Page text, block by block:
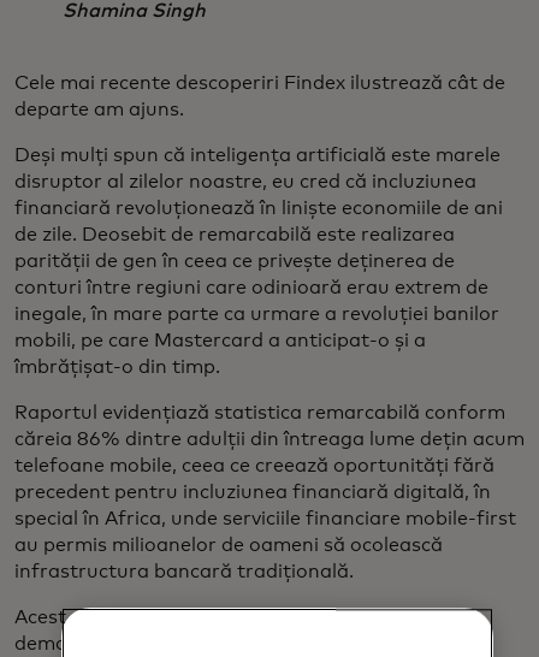
Shamina Singh
Cele mai recente descoperiri Findex ilustrează cât de
departe am ajuns.
Deși mulți spun că inteligența artificială este marele
disruptor al zilelor noastre, eu cred că incluziunea
financiară revoluționează în liniște economiile de ani
de zile. Deosebit de remarcabilă este realizarea
parității de gen în ceea ce privește deținerea de
conturi între regiuni care odinioară erau extrem de
inegale, în mare parte ca urmare a revoluției banilor
mobili, pe care Mastercard a anticipat-o și a
îmbrățișat-o din timp.
Raportul evidențiază statistica remarcabilă conform
căreia 86% dintre adulții din întreaga lume dețin acum
telefoane mobile, ceea ce creează oportunități fără
precedent pentru incluziunea financiară digitală, în
special în Africa, unde serviciile financiare mobile-first
au permis milioanelor de oameni să ocolească
infrastructura bancară tradițională.
Acest salt rapid a fost un egalizator excelent,
demonstrând cum tehnologia, atunci când este